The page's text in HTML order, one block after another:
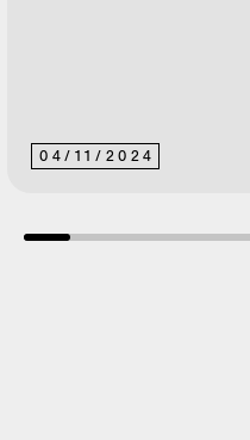
04/ 11/ 2024